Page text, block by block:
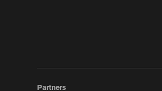
Partners